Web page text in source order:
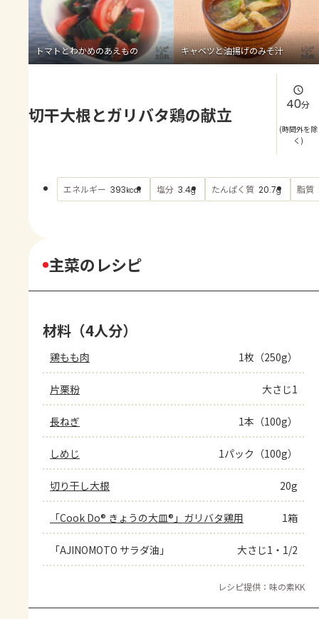
よくあるお問い合わせ
お買い物
トマトとわかめのあえもの キャベツと油揚げのみそ汁
切干大根とガリバタ鶏の献立 40分
(時間外を除
く)
エネルギー 393kcal 塩分 3.4g たんぱく質 20.7g 脂質
主菜のレシピ
材料（4人分）
鶏もも肉 1枚（250g）
片栗粉 大さじ1
長ねぎ 1本（100g）
しめじ 1パック（100g）
切り干し大根 20g
「Cook Do® きょうの大皿®」ガリバタ鶏用 1箱
「AJINOMOTO サラダ油」 大さじ1・1/2
レシピ提供：味の素KK